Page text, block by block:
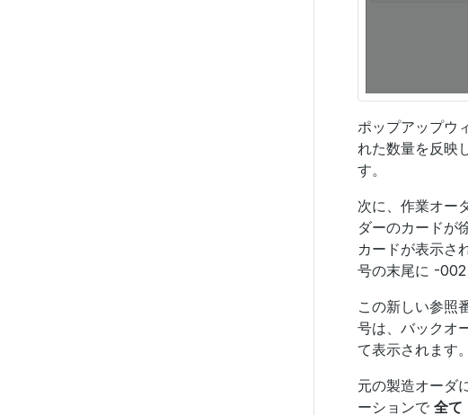
ポップアップウ
れた数量を反映
す。
次に、作業オー
ダーのカードが
カードが表示さ
号の末尾に -002
この新しい参照
号は、バックオ
て表示されます。
元の製造オーダ
ーションで 全て